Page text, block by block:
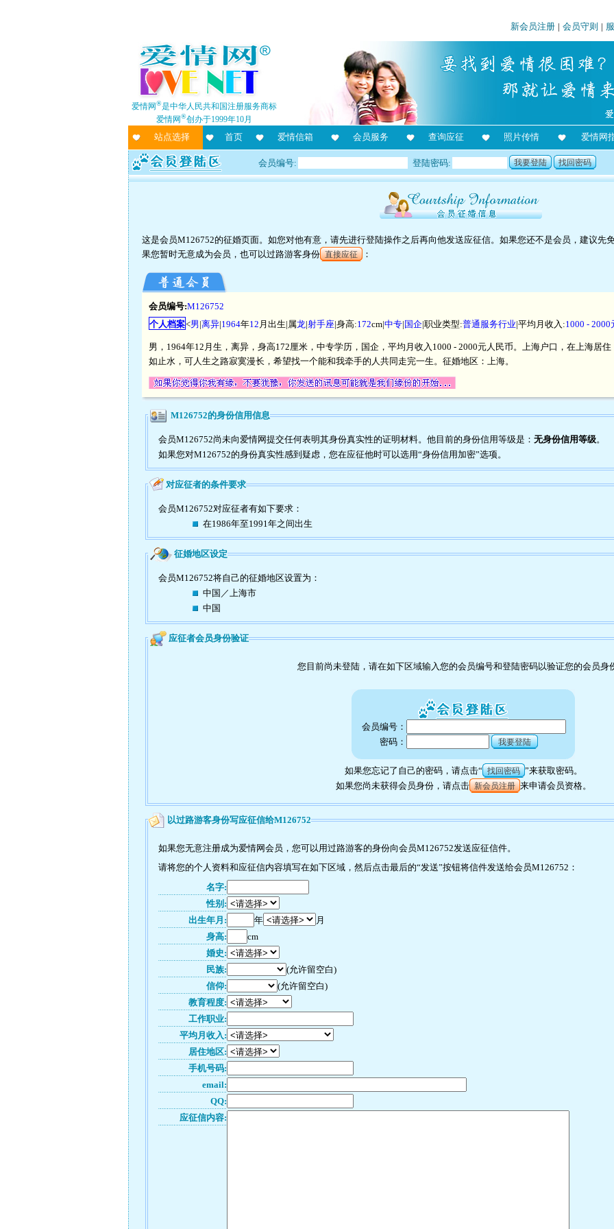
新会员注册 | 会员守则 |
爱情网®是中华人民共和国注册服务商标
爱情网®创办于1999年10月
站点选择 首页 爱情信箱 会员服务 查询应征 照片传情 爱情网
会员编号: 登陆密码: 我要登陆 找回密码
这是会员M126752的征婚页面。如您对他有意，请先进行登陆操作之后再向他发送应征信。如果您还不是会员，建议先
果您暂时无意成为会员，也可以过路游客身份 直接应征 ：
会员编号:M126752
个人档案<男|离异|1964年12 月出生|属龙|射手座|身高:172cm|中专| 国企|职业类型:普通服务行业|平均月收入:1000 -
男，1964年12月生，离异，身高172厘米，中专学历，国企，平均月收入1000 - 2000元人民币。上海户口，在上海居
如止水，可人生之路寂寞漫长，希望找一个能和我牵手的人共同走完一生。征婚地区：上海。
M126752的身份信用信息
会员M126752尚未向爱情网提交任何表明其身份真实性的证明材料。他目前的身份信用等级是： 无身份信用等级。
如果您对M126752的身份真实性感到疑虑，您在应征他时可以选用“身份信用加密”选项。
对应征者的条件要求
会员M126752对应征者有如下要求：
在1986年至1991年之间出生
征婚地区设定
会员M126752将自己的征婚地区设置为：
中国／上海市
中国
应征者会员身份验证
您目前尚未登陆，请在如下区域输入您的会员编号和登陆密码以验证您的会员身
会员编号：
密码：
我要登陆
如果您忘记了自己的密码，请点击“ 找回密码 ”来获取密码。
如果您尚未获得会员身份，请点击 新会员注册 来申请会员资格。
以过路游客身份写应征信给M126752
如果您无意注册成为爱情网会员，您可以用过路游客的身份向会员M126752发送应征信件。
请将您的个人资料和应征信内容填写在如下区域，然后点击最后的“发送”按钮将信件发送给会员M126752：
名字:
性别:
出生年月:
年
月
身高:
cm
婚史:
民族:
(允许留空白)
信仰:
(允许留空白)
教育程度:
工作职业:
平均月收入:
居住地区:
手机号码:
email:
QQ:
应征信内容: